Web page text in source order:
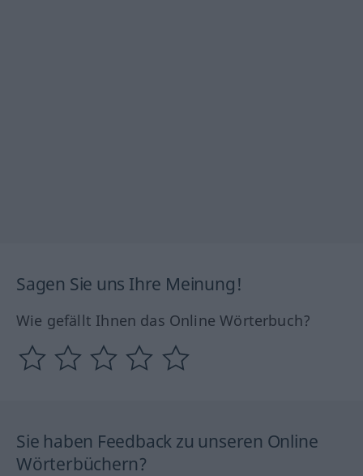
Sagen Sie uns Ihre Meinung!
Wie gefällt Ihnen das Online Wörterbuch?
Sie haben Feedback zu unseren Online
Wörterbüchern?